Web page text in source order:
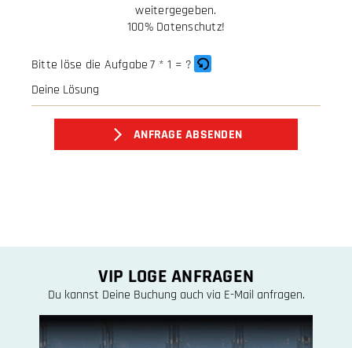
weitergegeben.
100% Datenschutz!
Bitte löse die Aufgabe 7 * 1 = ?
um
dass
du
ein
ANFRAGE ABSENDEN
VIP LOGE ANFRAGEN
Du kannst Deine Buchung auch via E-Mail anfragen.